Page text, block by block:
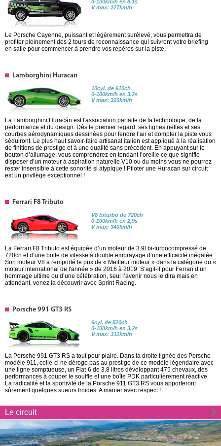
0-100km/h en 8.1s
V max: 227km/h
Le Porsche Cayenne, puissant et légèrement surélevé, vous permettra de
profiter pleinement des 2 tours de reconnaissance qui suivront votre briefing
en salle pour commencer à prendre vos repères sur la piste.
Lamborghini Huracan
10cyl. de 610ch
0-100km/h en 3.2s
V max: 320km/h
La Lamborghini Huracán est l'association parfaite de la technologie, de la
performance et du design. Dès le premier regard, ses lignes nettes et ses
courbes aérodynamiques dessinées pour fendre l’air et dompter la piste vous
séduiront. Le plus haut savoir-faire artisanal italien est appliqué à la réalisation
de finitions de prestige et à une qualité sans précédent. En appuyant sur le
bouton d’allumage, vous comprendrez en tendant l’oreille ce que signifie
disposer d’un moteur à aspiration naturelle V10 ou du moins vous ne pourrez
rester insensible à cette sonorité si atypique ! Piloter une Huracan sur circuit
est un privilège exceptionnel !
Ferrari F8 Tributo
V8 biturbo de 720ch
0-100km/h en 2,9s
V max: 340km/h
La Ferrari F8 Tributo est équipée d’un moteur de 3.9l bi-turbocompressé de
720ch et d’une boite de vitesse à double embrayage d’une efficacité inégalée.
Son moteur V8 a remporté le prix de « Meilleur moteur » dans la catégorie du «
moteur international de l'année » de 2016 à 2019. S’agit-il pour Ferrari d’un
hommage ultime ou d’une célébration, seul l’avenir nous le dira mais en
attendant, venez la découvrir avec Sprint Racing.
Porsche 991 GT3 RS
6cyl. de 520ch
0-100km/h en 3,2s
V max: 312km/h
La Porsche 991 GT3 RS a tout pour plaire. Dans la droite lignée des Porsche
modèle 911, celle-ci ne déroge pas au prestige de ce modèle légendaire avec
une ligne somptueuse, un Flat-6 de 3.8 litres développant 475 chevaux, des
performances à couper le souffle et une boîte PDK particulièrement réactive.
La radicalité et la sportivité de la Porsche 911 GT3 RS vous apporteront
sûrement quelques sueurs froides. A manier avec respect !
Le circuit